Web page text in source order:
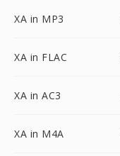
XA in MP3
XA in FLAC
XA in AC3
XA in M4A